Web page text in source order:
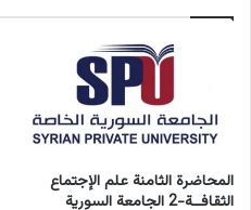
المحاضرة الثامنة علم الإجتماع
الثقافــة-2 الجامعة السورية